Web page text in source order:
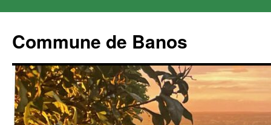
Commune de Banos